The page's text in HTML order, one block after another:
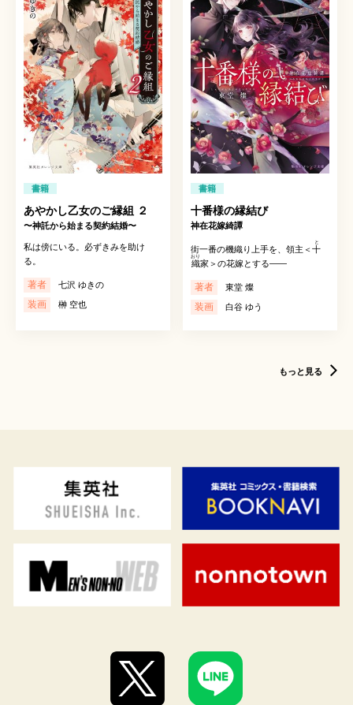
書籍
あやかし乙女のご縁組 ２
〜神託から始まる契約結婚〜
私は傍にいる。必ずきみを助け
る。
著者 七沢 ゆきの
装画 榊 空也
書籍
十番様の縁結び
神在花嫁綺譚
街一番の機織り上手を、領主＜十
と
織
おり
家＞の花嫁とする——
著者 東堂 燦
装画 白谷 ゆう
もっと見る